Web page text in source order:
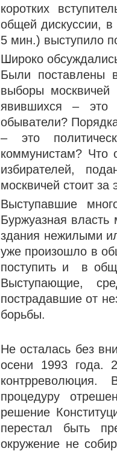
коротких
общей дискуссии,
5 мин.) выступило
Широко
Были поставлены
выборы москвичей
явившихся – это
обыватели?
– это
коммунистам? Что
избирателей,
москвичей стоит
Выступавшие
Буржуазная
здания нежилыми
уже произошло в
поступить и в
Выступающие,
пострадавшие от
борьбы.
Не осталась без
осени 1993 года.
процедуру
решение
перестал быть
окружение не